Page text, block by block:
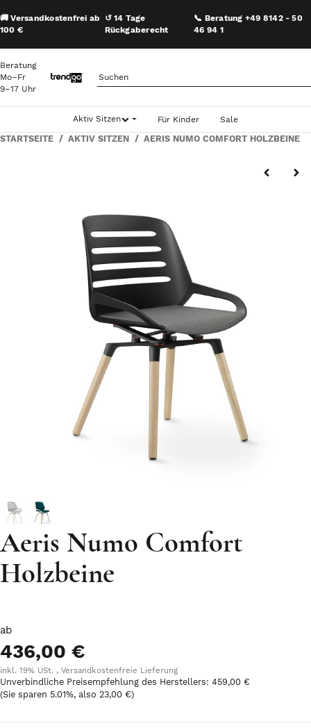
🚚 Versandkostenfrei ab
100 €
↺ 14 Tage
Rückgaberecht
📞 Beratung +49 8142 - 50
46 94 1
Beratung
Mo–Fr
9–17 Uhr
Aktiv Sitzen Für Kinder Sale
STARTSEITE AKTIV SITZEN AERIS NUMO COMFORT HOLZBEINE
Aeris Numo Comfort
Holzbeine
ab
436,00 €
inkl. 19% USt. , Versandkostenfreie Lieferung
Unverbindliche Preisempfehlung des Herstellers: 459,00 €
(Sie sparen 5.01%, also 23,00 €)